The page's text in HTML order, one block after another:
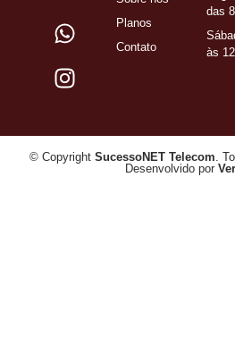
Planos
Contato
das
às
© Copyright SucessoNET Telecom.
Desenvolvido por